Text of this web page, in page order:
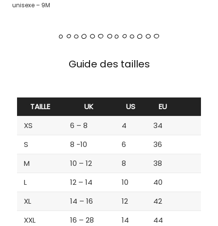
unisexe – 9M
Guide des tailles
TAILLE UK US
EU
XS
6 – 8 4
34
S
8 -10 6
36
M
10 – 12 8
38
L
12 – 14 10
40
XL
14 – 16 12
42
XXL
16 – 28 14 44